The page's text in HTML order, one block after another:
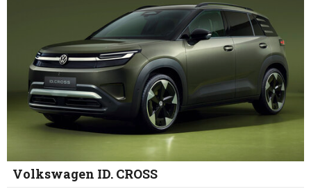
Volkswagen ID. CROSS